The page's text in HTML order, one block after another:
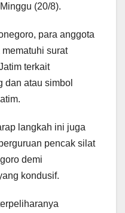
(20/8).
para anggota
surat
terkait
dan atau simbol
langkah ini juga
pencak silat
demi
kondusif.